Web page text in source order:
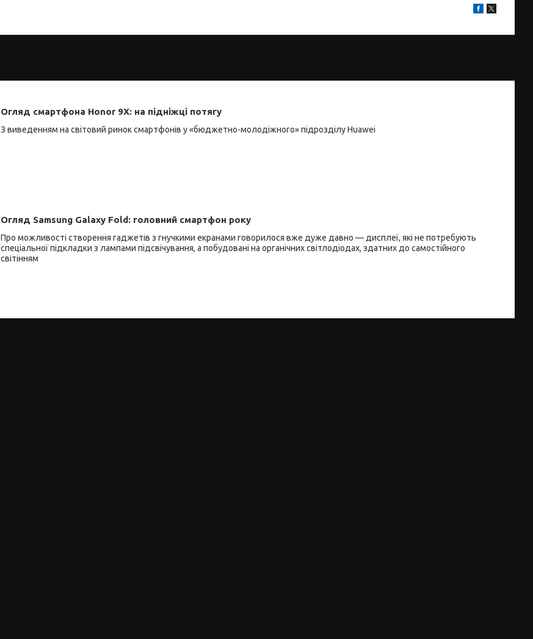
Огляд смартфона Honor 9X: на підніжці потягу
З виведенням на світовий ринок смартфонів у «бюджетно-молодіжного» підрозділу Huawei
Огляд Samsung Galaxy Fold: головний смартфон року
Про можливості створення гаджетів з гнучкими екранами говорилося вже дуже давно — дисплеї, які не потребують
спеціальної підкладки з лампами підсвічування, а побудовані на органічних світлодіодах, здатних до самостійного
світінням